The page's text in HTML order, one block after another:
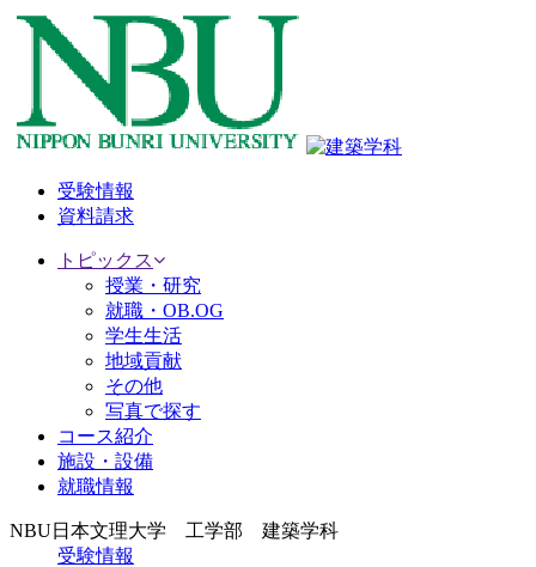
受験情報
資料請求
トピックス
授業・研究
就職・OB.OG
学生生活
地域貢献
その他
写真で探す
コース紹介
施設・設備
就職情報
NBU日本文理大学 工学部 建築学科
受験情報